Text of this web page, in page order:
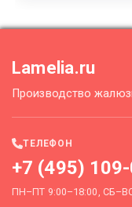
Lamelia.ru
Производство
ТЕЛЕФОН
+7 (495)
ПН–ПТ 9:00–18:00,